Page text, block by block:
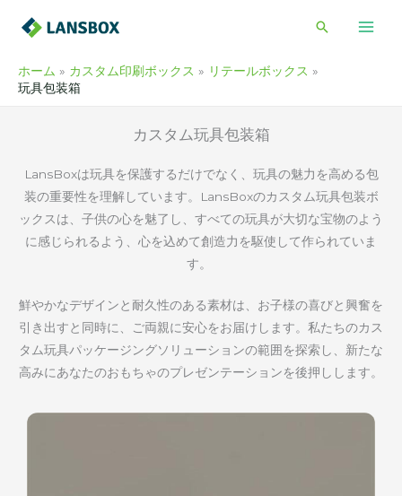
検
ホーム カスタム印刷ボックス
リテールボックス
玩具包装箱
カスタム玩具包装箱
LansBoxは玩具を保護するだけでなく、玩具の魅力を高める包
装の重要性を理解しています。LansBoxのカスタム玩具包装ボ
ックスは、子供の心を魅了し、すべての玩具が大切な宝物のよう
に感じられるよう、心を込めて創造力を駆使して作られていま
す。
鮮やかなデザインと耐久性のある素材は、お子様の喜びと興奮を
引き出すと同時に、ご両親に安心をお届けします。私たちのカス
タム玩具パッケージングソリューションの範囲を探索し、新たな
高みにあなたのおもちゃのプレゼンテーションを後押しします。